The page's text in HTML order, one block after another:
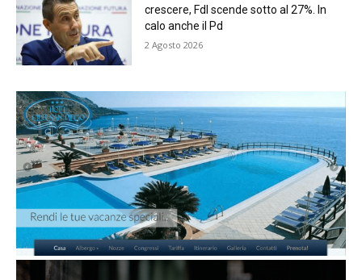
crescere, FdI scende sotto al 27%. In
calo anche il Pd
2 Agosto 2026